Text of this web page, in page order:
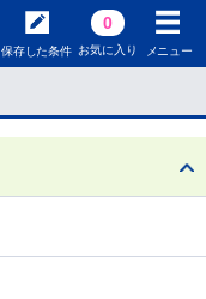
保存した条件
0
お気に入り メニュー